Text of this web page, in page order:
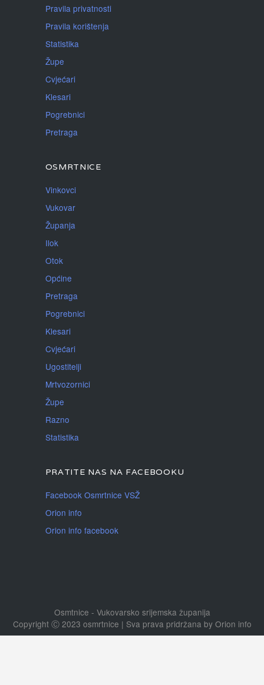
Pravila privatnosti
Pravila korištenja
Statistika
Župe
Cvjećari
Klesari
Pogrebnici
Pretraga
OSMRTNICE
Vinkovci
Vukovar
Županja
Ilok
Otok
Općine
Pretraga
Pogrebnici
Klesari
Cvjećari
Ugostitelji
Mrtvozornici
Župe
Razno
Statistika
PRATITE NAS NA FACEBOOKU
Facebook Osmrtnice VSŽ
Orion info
Orion info facebook
Osmtnice - Vukovarsko srijemska županija
Copyright Ⓒ 2023 osmrtnice | Sva prava pridržana by Orion info